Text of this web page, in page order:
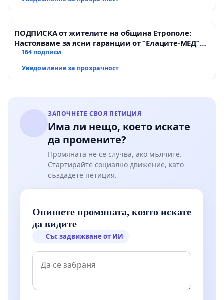
ПОДПИСКА от жителите на община Етрополе:
Настояваме за ясни гаранции от “Елаците-МЕД”
АД и от държавата, че ще се изпълнят всички
164 подписи
Уведомление за прозрачност
ЗАПОЧНЕТЕ СВОЯ ПЕТИЦИЯ
Има ли нещо, което искате
да промените?
Промяната не се случва, ако мълчите.
Стартирайте социално движение, като
създадете петиция.
Опишете промяната, която искате
да видите
Със задвижване от ИИ